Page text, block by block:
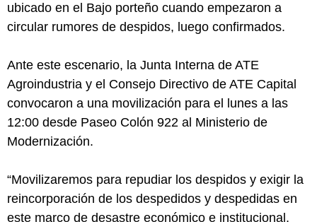
ubicado en el Bajo porteño cuando empezaron a
circular rumores de despidos, luego confirmados.
Ante este escenario, la Junta Interna de ATE
Agroindustria y el Consejo Directivo de ATE Capital
convocaron a una movilización para el lunes a las
12:00 desde Paseo Colón 922 al Ministerio de
Modernización.
“Movilizaremos para repudiar los despidos y exigir la
reincorporación de los despedidos y despedidas en
este marco de desastre económico e institucional,